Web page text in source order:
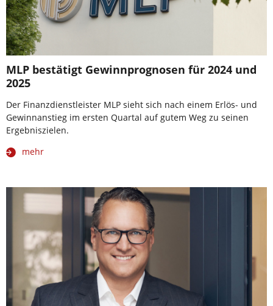
MLP bestätigt Gewinnprognosen für 2024 und
2025
Der Finanzdienstleister MLP sieht sich nach einem Erlös- und
Gewinnanstieg im ersten Quartal auf gutem Weg zu seinen
Ergebniszielen.
mehr